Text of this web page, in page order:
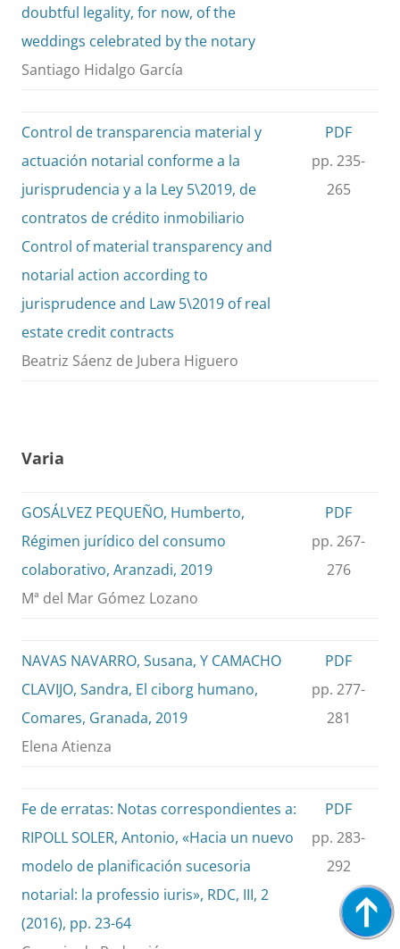
doubtful legality, for now, of the
weddings celebrated by the notary
Santiago Hidalgo García
Control de transparencia material y
actuación notarial conforme a la
jurisprudencia y a la Ley 5\2019, de
contratos de crédito inmobiliario
Control of material transparency and
notarial action according to
jurisprudence and Law 5\2019 of real
estate credit contracts
Beatriz Sáenz de Jubera Higuero
PDF
pp. 235-
265
Varia
GOSÁLVEZ PEQUEÑO, Humberto,
Régimen jurídico del consumo
colaborativo, Aranzadi, 2019
Mª del Mar Gómez Lozano
PDF
pp. 267-
276
NAVAS NAVARRO, Susana, Y CAMACHO
CLAVIJO, Sandra, El ciborg humano,
Comares, Granada, 2019
Elena Atienza
PDF
pp. 277-
281
Fe de erratas: Notas correspondientes a:
RIPOLL SOLER, Antonio, «Hacia un nuevo
modelo de planificación sucesoria
notarial: la professio iuris», RDC, III, 2
(2016), pp. 23-64
PDF
pp. 283-
292